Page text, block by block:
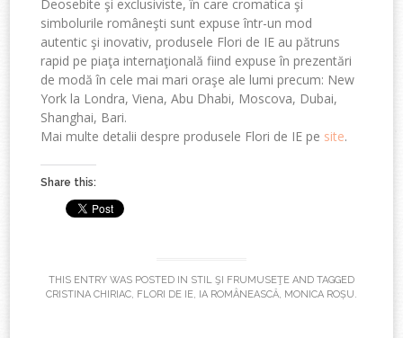
Deosebite şi exclusiviste, în care cromatica şi
simbolurile româneşti sunt expuse într-un mod
autentic şi inovativ, produsele Flori de IE au pătruns
rapid pe piaţa internaţională fiind expuse în prezentări
de modă în cele mai mari oraşe ale lumi precum: New
York la Londra, Viena, Abu Dhabi, Moscova, Dubai,
Shanghai, Bari.
Mai multe detalii despre produsele Flori de IE pe site.
Share this:
THIS ENTRY WAS POSTED IN STIL ŞI FRUMUSEŢE AND TAGGED
CRISTINA CHIRIAC, FLORI DE IE, IA ROMÂNEASCĂ, MONICA ROȘU.